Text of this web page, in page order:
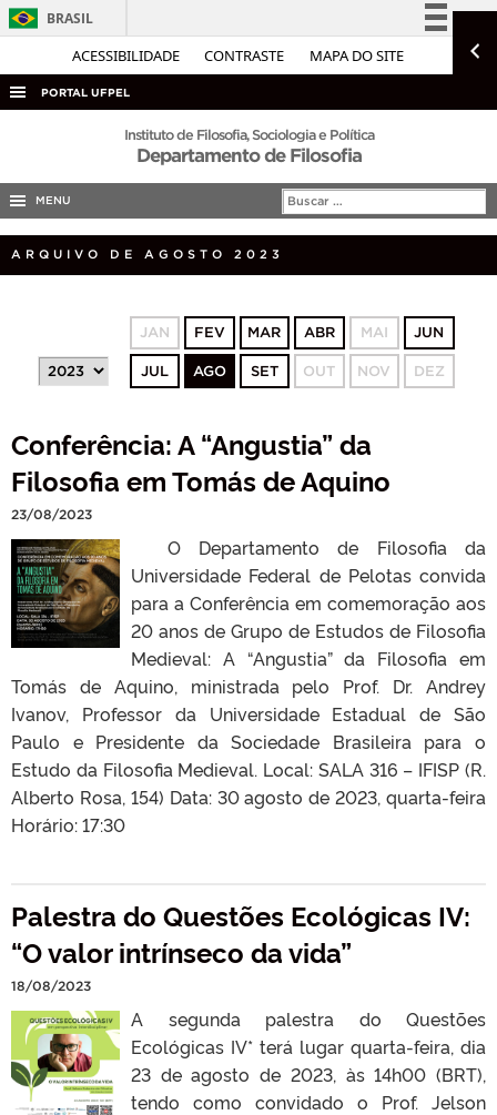
ACESSIBILIDADE CONTRASTE MAPA DO SITE
BRASIL
Simplifique!
Acesso à informação
Legislação
Canais
PORTAL UFPEL
ACESSO À INFORMAÇÃO
COBALTO
INTERNACIONAL
OUVIDORIA
Instituto de Filosofia, Sociologia e Política
Departamento de Filosofia
MENU
ARQUIVO DE AGOSTO 2023
JAN FEV MAR ABR MAI JUN
JUL AGO SET OUT NOV DEZ
Conferência: A “Angustia” da
Filosofia em Tomás de Aquino
23/08/2023
O Departamento de Filosofia da
Universidade Federal de Pelotas convida
para a Conferência em comemoração aos
20 anos de Grupo de Estudos de Filosofia
Medieval: A “Angustia” da Filosofia em
Tomás de Aquino, ministrada pelo Prof. Dr. Andrey
Ivanov, Professor da Universidade Estadual de São
Paulo e Presidente da Sociedade Brasileira para o
Estudo da Filosofia Medieval. Local: SALA 316 – IFISP (R.
Alberto Rosa, 154) Data: 30 agosto de 2023, quarta-feira
Horário: 17:30
Palestra do Questões Ecológicas IV:
“O valor intrínseco da vida”
18/08/2023
A segunda palestra do Questões
Ecológicas IV* terá lugar quarta-feira, dia
23 de agosto de 2023, às 14h00 (BRT),
tendo como convidado o Prof. Jelson